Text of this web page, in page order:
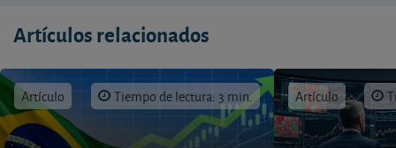
Artículos relacionados
Artículo Tiempo de lectura: 3 min. Artículo